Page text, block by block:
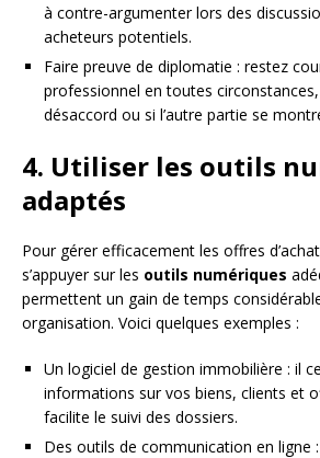
à contre-argumenter lors des
acheteurs potentiels.
Faire preuve de diplomatie : restez
professionnel en toutes
désaccord ou si l’autre partie se
4. Utiliser les outils
adaptés
Pour gérer efficacement les offres
s’appuyer sur les outils numériques
permettent un gain de temps
organisation. Voici quelques exemples :
Un logiciel de gestion immobilière : il
informations sur vos biens, clients et
facilite le suivi des dossiers.
Des outils de communication en ligne